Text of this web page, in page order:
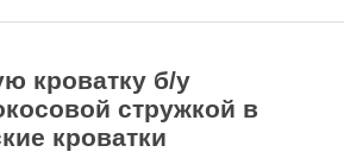
кроватку б/у
стружкой в
кроватки